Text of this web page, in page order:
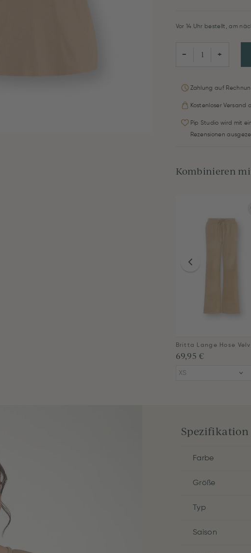
Vor 14 Uhr bestellt, am
− +
Zahlung auf
Kostenloser Versand
Pip Studio wird mit
Rezensionen
Kombinieren
69,95 €
XS
Spezifikation
Farbe
Größe
Typ
Saison